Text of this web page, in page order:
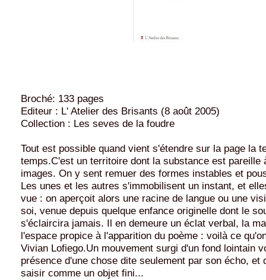
Broché: 133 pages
Editeur : L' Atelier des Brisants (8 août 2005)
Collection : Les seves de la foudre
Tout est possible quand vient s'étendre sur la page la
temps.C'est un territoire dont la substance est pareille
images. On y sent remuer des formes instables et
Les unes et les autres s'immobilisent un instant, et
vue : on aperçoit alors une racine de langue ou une
soi, venue depuis quelque enfance originelle dont le
s'éclaircira jamais. Il en demeure un éclat verbal, la
l'espace propice à l'apparition du poème : voilà ce
Vivian Lofiego.Un mouvement surgi d'un fond lointain
présence d'une chose dite seulement par son écho, et
saisir comme un objet fini...